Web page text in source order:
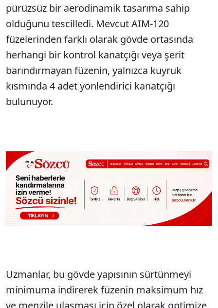
pürüzsüz bir aerodinamik tasarıma sahip
olduğunu tescilledi. Mevcut AIM-120
füzelerinden farklı olarak gövde ortasında
herhangi bir kontrol kanatçığı veya şerit
barındırmayan füzenin, yalnızca kuyruk
kısmında 4 adet yönlendirici kanatçığı
bulunuyor.
Uzmanlar, bu gövde yapısının sürtünmeyi
minimuma indirerek füzenin maksimum hız
ve menzile ulaşması için özel olarak optimize